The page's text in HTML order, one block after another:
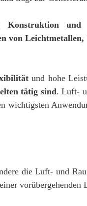
Konstruktion
von
und hohe
tätig sind. Luft-
wichtigsten
die Luft- und
vorübergehenden